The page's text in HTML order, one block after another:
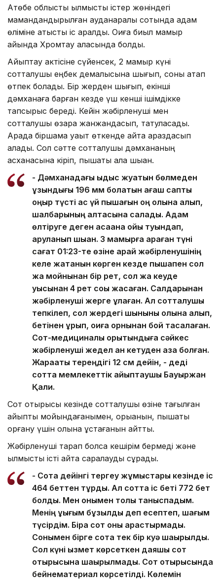
Ақтөбе облыстық қылмыстық істер жөніндегі
мамандандырылған ауданаралық сотында адам
өліміне қатысты іс қаралды. Оқиға биыл мамыр
айында Хромтау қаласында болды.
Айыптау актісіне сүйенсек, 2 мамыр күні
сотталушы еңбек демалысына шығып, соны атап
өтпек болады. Бір жерден шығып, екінші
дәмханаға барған кезде үш кенші ішімдікке
тапсырыс береді. Кейін жәбірленуші мен
сотталушы өзара жанжандасып, татуласады.
Арада біршама уақыт өткенде қайта араздасып
қалады. Сол сәтте сотталушы дәмхананың
асханасына кіріп, пышақты ала шыққан.
- Дәмханадағы ыдыс жуатын бөлмеден
ұзындығы 196 мм болатын ағаш сапты
қоңыр түсті ас үй пышағын оң қолына алып,
шалбарының қалтасына салады. Адам
өлтіруге деген қасақана ойы туындап,
қаруланып шыққан. 3 мамырға қараған түні
сағат 01:23-те өзіне қарай жәбірленушінің
келе жатқанын көрген кезде пышақпен сол
жақ мойнынан бір рет, сол жақ кеуде
қуысынан 4 рет соққы жасаған. Салдарынан
жәбірленуші жерге құлаған. Ал сотталушы
тепкілеп, сол жердегі шыныны қолына алып,
бетінен ұрып, оқиға орнынан бой тасалаған.
Сот-медициналық қорытындыға сәйкес
жәбірленуші жедел қан кетуден қаза болған.
Жарақаты тереңдігі 12 см дейін, - деді
сотта мемлекеттік айыптаушы Бауыржан
Қали.
Сот отырысы кезінде сотталушы өзіне тағылған
айыпты мойындағанымен, қорыққанын, пышақты
қорғану үшін қолына ұстағанын айтты.
Жәбірленуші тарап болса кешірім бермеді және
қылмыстық істі қайта саралауды сұрады.
- Сотқа дейінгі тергеу жұмыстары кезінде іс
464 беттен тұрды. Ал сотта іс беті 772 бет
болды. Мен онымен толық таныспадым.
Менің құқығым бұзылды деп есептеп, шағым
түсірдім. Бірақ сот оны қарастырмады.
Сонымен бірге сотқа тек бір куә шақырылды.
Сол күні қызмет көрсеткен даяшы сот
отырысына шақырылмады. Сот отырысында
бейнематериал көрсетілді. Көлемін